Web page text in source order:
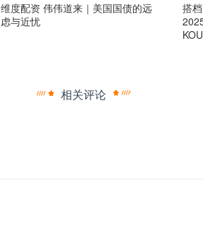
维度配资 伟伟道来｜美国国债的远
虑与近忧
搭
相关评论